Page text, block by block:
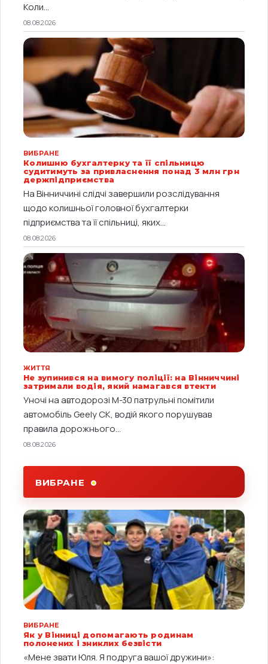
Коли...
08.08.2026
ВИБРАНЕ
Колишню бухгалтерку та її спільницю
судитимуть за привласнення понад 3 млн грн
держпідприємства
На Вінниччині слідчі завершили розслідування
щодо колишньої головної бухгалтерки
підприємства та її спільниці, яких...
08.08.2026
ЖИТТЯ
Не зупинився на вимогу поліції: на Вінниччині
затримали водія, який намагався втекти
Уночі на автодорозі М-30 патрульні помітили
автомобіль Geely CK, водій якого порушував
правила дорожнього...
08.08.2026
ВИБРАНЕ
ВИБРАНЕ
Як у Вінниці допомагають родинам
полонених і зниклих безвісти
«Мене звати Юля. Я подруга вашої дружини»: